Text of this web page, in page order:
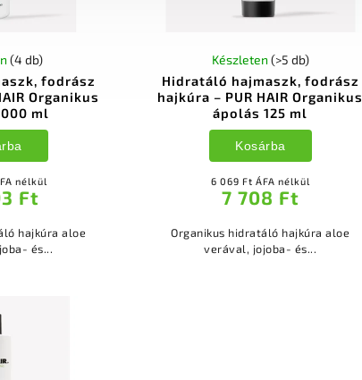
fodrász
Organikus
ml
(4 db)
nélkül
Ft
hajkúra aloe
és...
Hidratáló hajmaszk, fodrász
hajkúra – PUR HAIR Organikus
ápolás 125 ml
Készleten (>5 db)
6 069 Ft ÁFA nélkül
7 708 Ft
Kosárba
Organikus hidratáló hajkúra aloe
verával, jojoba- és...